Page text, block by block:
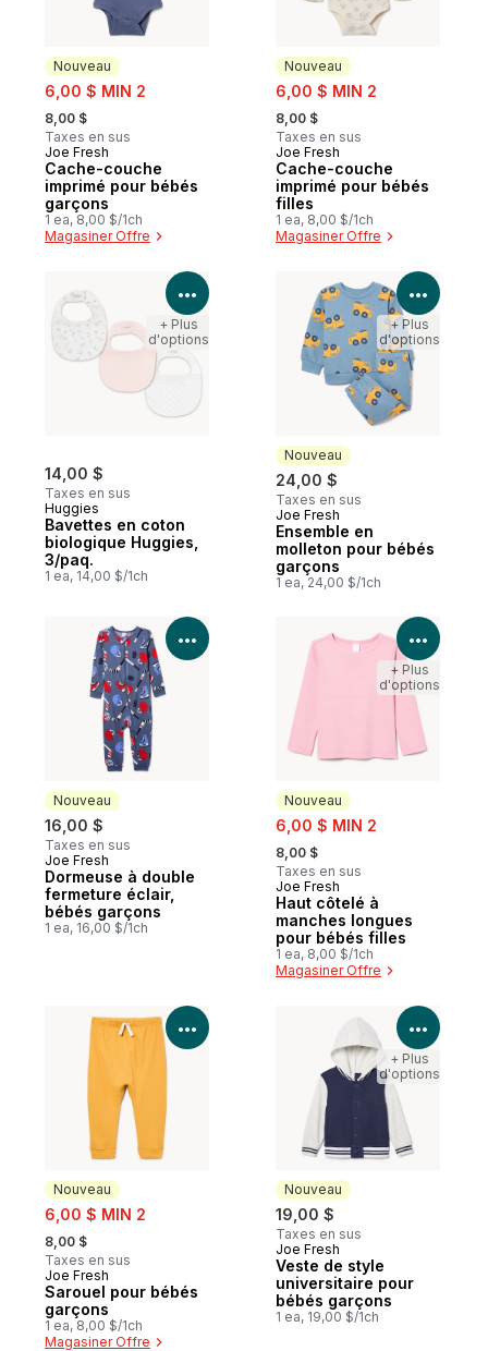
Nouveau
sale:
6,00 $ MIN 2
, formerly:
8,00 $
Taxes en sus
Nouveau
Joe Fresh
Cache-couche
imprimé pour bébés
garçons
1 ea, 8,00 $/1ch
Magasiner Offre
Nouveau
sale:
6,00 $ MIN 2
, formerly:
8,00 $
Taxes en sus
Nouveau
Joe Fresh
Cache-couche
imprimé pour bébés
filles
1 ea, 8,00 $/1ch
Magasiner Offre
14,00 $
Taxes en sus
Huggies
Bavettes en coton
biologique Huggies,
3/paq.
1 ea, 14,00 $/1ch
Voir les détails du produit
+ Plus
d'options
Nouveau
24,00 $
Taxes en sus
Nouveau
Joe Fresh
Ensemble en
molleton pour bébés
garçons
1 ea, 24,00 $/1ch
Voir
+ Plus
d'options
Nouveau
16,00 $
Taxes en sus
Nouveau
Joe Fresh
Dormeuse à double
fermeture éclair,
bébés garçons
1 ea, 16,00 $/1ch
Voir les détails du produit
Nouveau
sale:
6,00 $ MIN 2
, formerly:
8,00 $
Taxes en sus
Nouveau
Joe Fresh
Haut côtelé à
manches longues
pour bébés filles
1 ea, 8,00 $/1ch
Magasiner Offre
Voir
+ Plus
d'options
Nouveau
sale:
6,00 $ MIN 2
, formerly:
8,00 $
Taxes en sus
Nouveau
Joe Fresh
Sarouel pour bébés
garçons
1 ea, 8,00 $/1ch
Magasiner Offre
Voir les détails du produit
Nouveau
19,00 $
Taxes en sus
Nouveau
Joe Fresh
Veste de style
universitaire pour
bébés garçons
1 ea, 19,00 $/1ch
Voir
+ Plus
d'options